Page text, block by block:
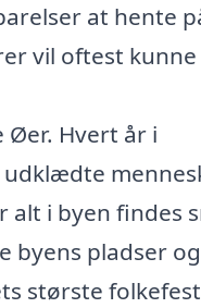
at hente
vil oftest kunne
Øer. Hvert år i
alt i byen findes
byens pladser og
største